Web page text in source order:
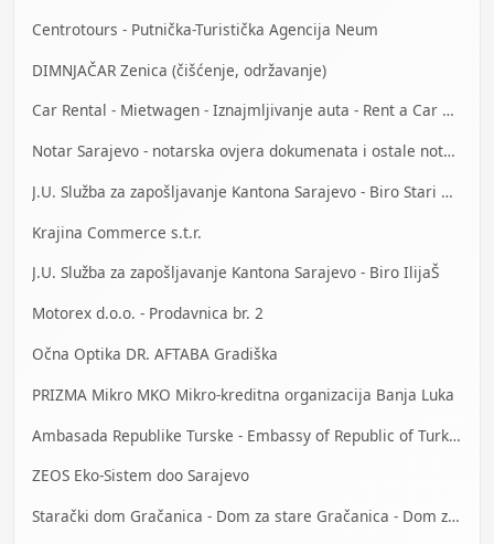
Centrotours - Putnička-Turistička Agencija Neum
DIMNJAČAR Zenica (čišćenje, održavanje)
Car Rental - Mietwagen - Iznajmljivanje auta - Rent a Car Mostar
Notar Sarajevo - notarska ovjera dokumenata i ostale notarske usluge
J.U. Služba za zapošljavanje Kantona Sarajevo - Biro Stari Grad
Krajina Commerce s.t.r.
J.U. Služba za zapošljavanje Kantona Sarajevo - Biro IlijaŠ
Motorex d.o.o. - Prodavnica br. 2
Očna Optika DR. AFTABA Gradiška
PRIZMA Mikro MKO Mikro-kreditna organizacija Banja Luka
Ambasada Republike Turske - Embassy of Republic of Turkey
ZEOS Eko-Sistem doo Sarajevo
Starački dom Gračanica - Dom za stare Gračanica - Dom za stara lica Gračanica